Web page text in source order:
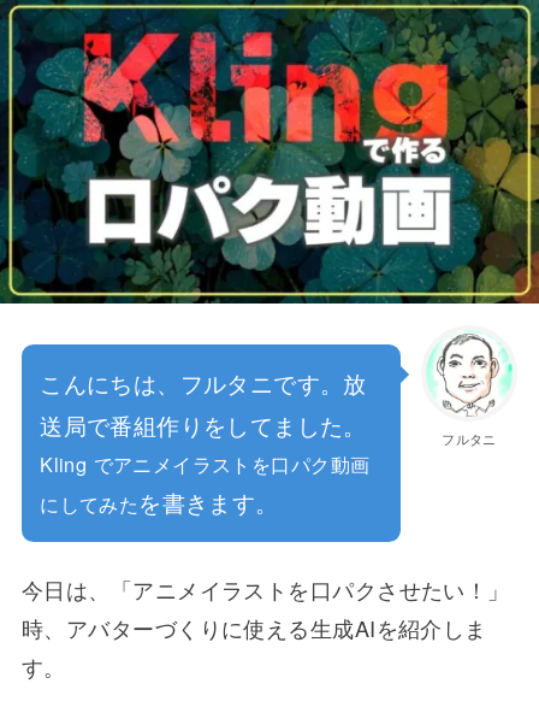
フルタニ
こんにちは、フルタニです。放
送局で番組作りをしてました。
Kling でアニメイラストを口パク動画
にしてみたを書きます。
今日は、「アニメイラストを口パクさせたい！」
時、アバターづくりに使える生成AIを紹介しま
す。